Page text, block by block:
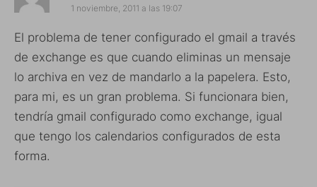
1 noviembre, 2011 a las 19:07
El problema de tener configurado el gmail a través
de exchange es que cuando eliminas un mensaje
lo archiva en vez de mandarlo a la papelera. Esto,
para mi, es un gran problema. Si funcionara bien,
tendría gmail configurado como exchange, igual
que tengo los calendarios configurados de esta
forma.